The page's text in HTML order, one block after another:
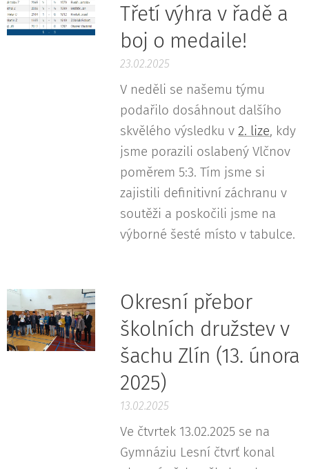
Třetí výhra v řadě a
boj o medaile!
23.02.2025
V neděli se našemu týmu
podařilo dosáhnout dalšího
skvělého výsledku v2. lize, kdy
jsme porazili oslabený Vlčnov
poměrem 5:3. Tím jsme si
zajistili definitivní záchranu v
soutěži a poskočili jsme na
výborné šesté místo v tabulce.
Okresní přebor
školních družstev v
šachu Zlín (13. února
2025)
13.02.2025
Ve čtvrtek 13.02.2025 se na
Gymnáziu Lesní čtvrť konal